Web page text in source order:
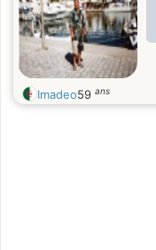
Imadeo59 ans